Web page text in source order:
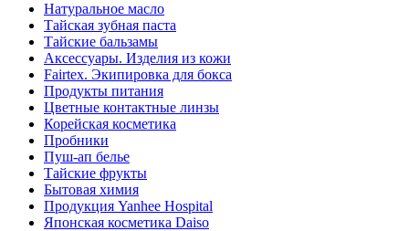
Натуральное масло
Тайская зубная паста
Тайские бальзамы
Аксессуары. Изделия из кожи
Fairtex. Экипировка для бокса
Продукты питания
Цветные контактные линзы
Корейская косметика
Пробники
Пуш-ап белье
Тайские фрукты
Бытовая химия
Продукция Yanhee Hospital
Японская косметика Daiso